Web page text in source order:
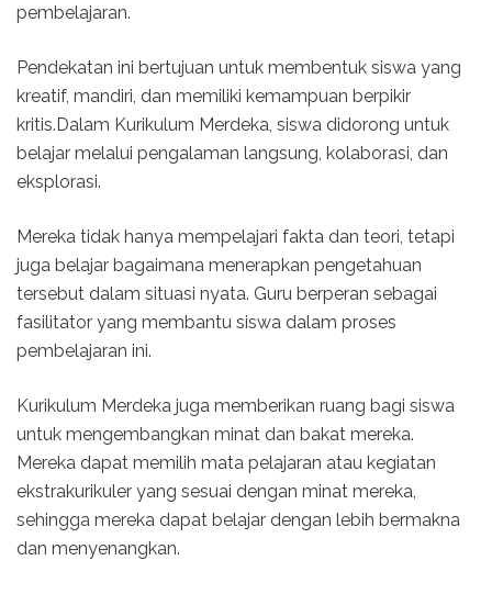
pembelajaran.
Pendekatan ini bertujuan untuk membentuk siswa yang
kreatif, mandiri, dan memiliki kemampuan berpikir
kritis.Dalam Kurikulum Merdeka, siswa didorong untuk
belajar melalui pengalaman langsung, kolaborasi, dan
eksplorasi.
Mereka tidak hanya mempelajari fakta dan teori, tetapi
juga belajar bagaimana menerapkan pengetahuan
tersebut dalam situasi nyata. Guru berperan sebagai
fasilitator yang membantu siswa dalam proses
pembelajaran ini.
Kurikulum Merdeka juga memberikan ruang bagi siswa
untuk mengembangkan minat dan bakat mereka.
Mereka dapat memilih mata pelajaran atau kegiatan
ekstrakurikuler yang sesuai dengan minat mereka,
sehingga mereka dapat belajar dengan lebih bermakna
dan menyenangkan.